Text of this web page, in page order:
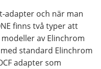
adapter och när man
finns två typer att
av Elinchrom
standard Elinchrom
adapter som